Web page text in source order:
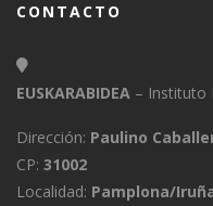
CONTACTO
EUSKARABIDEA – Instituto
Dirección: Paulino
CP: 31002
Localidad: Pamplona/